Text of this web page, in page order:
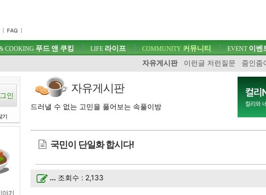
COOKING 푸드 앤 쿠킹 LIFE 라이프 COMMUNITY 커뮤니티
자유게시판
이런글 저런질문 줌인줌
EVENT이벤
기
자유게시판
드러낼 수 없는 고민을 풀어보는 속풀이방
국민이 단일화 합시다!
... 조회수 : 2,133